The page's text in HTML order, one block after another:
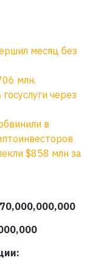
месяц без
млн.
через
в
$858 млн за